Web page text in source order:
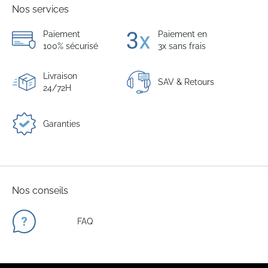
Nos services
Paiement
100% sécurisé
Paiement en
3x sans frais
Livraison
24/72H
SAV & Retours
Garanties
Nos conseils
FAQ